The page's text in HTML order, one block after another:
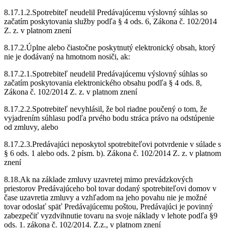
8.17.1.2.Spotrebiteľ neudelil Predávajúcemu výslovný súhlas so
začatím poskytovania služby podľa § 4 ods. 6, Zákona č. 102/2014
Z. z. v platnom znení
8.17.2.Úplne alebo čiastočne poskytnutý elektronický obsah, ktorý
nie je dodávaný na hmotnom nosiči, ak:
8.17.2.1.Spotrebiteľ neudelil Predávajúcemu výslovný súhlas so
začatím poskytovania elektronického obsahu podľa § 4 ods. 8,
Zákona č. 102/2014 Z. z. v platnom znení
8.17.2.2.Spotrebiteľ nevyhlásil, že bol riadne poučený o tom, že
vyjadrením súhlasu podľa prvého bodu stráca právo na odstúpenie
od zmluvy, alebo
8.17.2.3.Predávajúci neposkytol spotrebiteľovi potvrdenie v súlade s
§ 6 ods. 1 alebo ods. 2 písm. b). Zákona č. 102/2014 Z. z. v platnom
znení
8.18.Ak na základe zmluvy uzavretej mimo prevádzkových
priestorov Predávajúceho bol tovar dodaný spotrebiteľovi domov v
čase uzavretia zmluvy a vzhľadom na jeho povahu nie je možné
tovar odoslať späť Predávajúcemu poštou, Predávajúci je povinný
zabezpečiť vyzdvihnutie tovaru na svoje náklady v lehote podľa §9
ods. 1. zákona č. 102/2014. Z.z., v platnom znení